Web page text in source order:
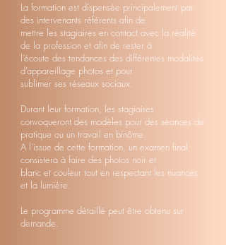
La formation est dispensée principalement par
des intervenants référents afin de
mettre les stagiaires en contact avec la réalité
de la profession et afin de rester à
l’écoute des tendances des différentes modalités
d’appareillage photos et pour
sublimer ses réseaux sociaux.
Durant leur formation, les stagiaires
convoqueront des modèles pour des séances de
pratique ou un travail en binôme.
A l’issue de cette formation, un examen final
consistera à faire des photos noir et
blanc et couleur tout en respectant les nuances
et la lumière.
Le programme détaillé peut être obtenu sur
demande.